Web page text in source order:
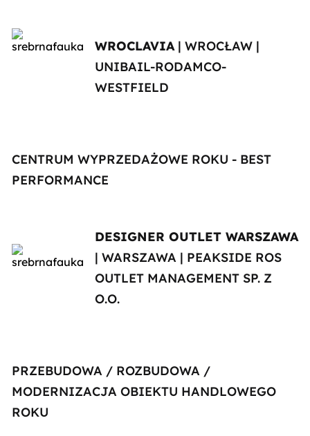
WROCLAVIA| WROCŁAW |
UNIBAIL-RODAMCO-
WESTFIELD
CENTRUM WYPRZEDAŻOWE ROKU - BEST
PERFORMANCE
DESIGNER OUTLET WARSZAWA
| WARSZAWA | PEAKSIDE ROS
OUTLET MANAGEMENT SP. Z
O.O.
PRZEBUDOWA / ROZBUDOWA /
MODERNIZACJA OBIEKTU HANDLOWEGO
ROKU